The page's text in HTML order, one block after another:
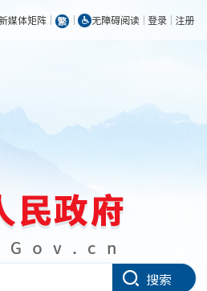
媒体矩阵 无障碍阅读 登录 注册
搜索